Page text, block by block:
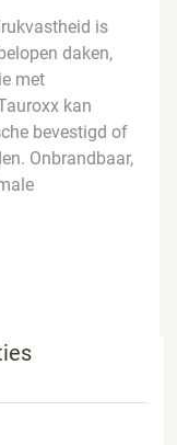
is
daken,
met
kan
bevestigd of
Onbrandbaar,